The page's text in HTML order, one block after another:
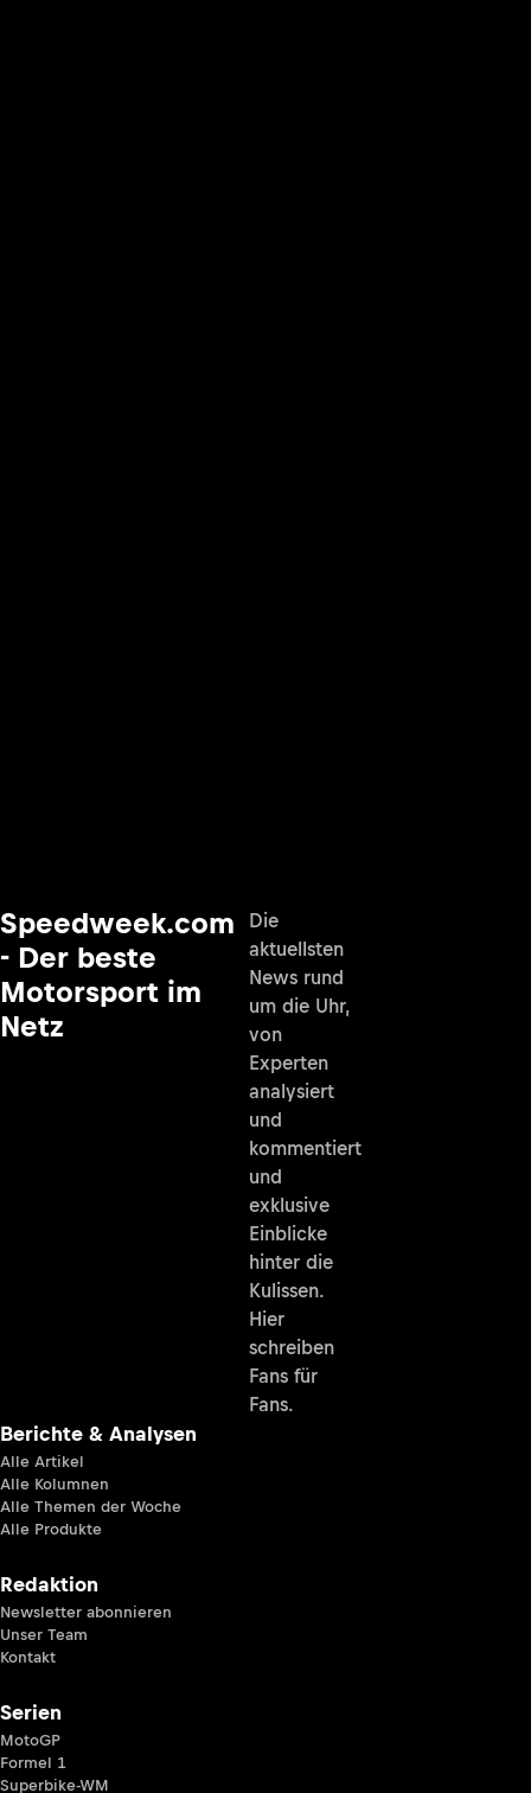
Speedweek.com
- Der beste
Motorsport im
Netz
Die
aktuellsten
News rund
um die Uhr,
von
Experten
analysiert
und
kommentiert
und
exklusive
Einblicke
hinter die
Kulissen.
Hier
schreiben
Fans für
Fans.
Berichte & Analysen
Alle Artikel
Alle Kolumnen
Alle Themen der Woche
Alle Produkte
Redaktion
Newsletter abonnieren
Unser Team
Kontakt
Serien
MotoGP
Formel 1
Superbike-WM